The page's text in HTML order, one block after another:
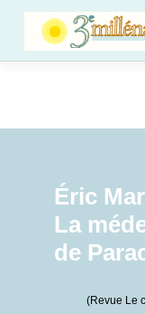
Éric
La
de
(Revue Le